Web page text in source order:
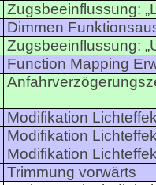
Zugsbeeinflussung:
Dimmen
Zugsbeeinflussung:
Function Mapping
Modifikation
Modifikation
Modifikation
Trimmung vorwärts